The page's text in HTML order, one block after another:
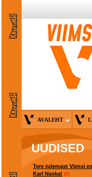
AVALEHT
UUDISED
Tere tulemast Viimsi
Karl Naska! (0)